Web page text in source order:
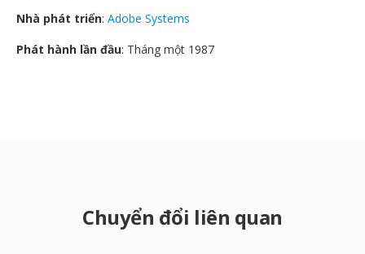
Nhà phát triển: Adobe Systems
Phát hành lần đầu: Tháng một 1987
Chuyển đổi liên quan